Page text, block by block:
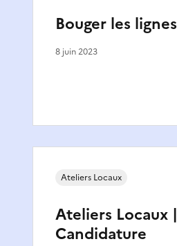
Bouger les lignes
8 juin 2023
Ateliers Locaux |
Candidature
Ateliers Locaux